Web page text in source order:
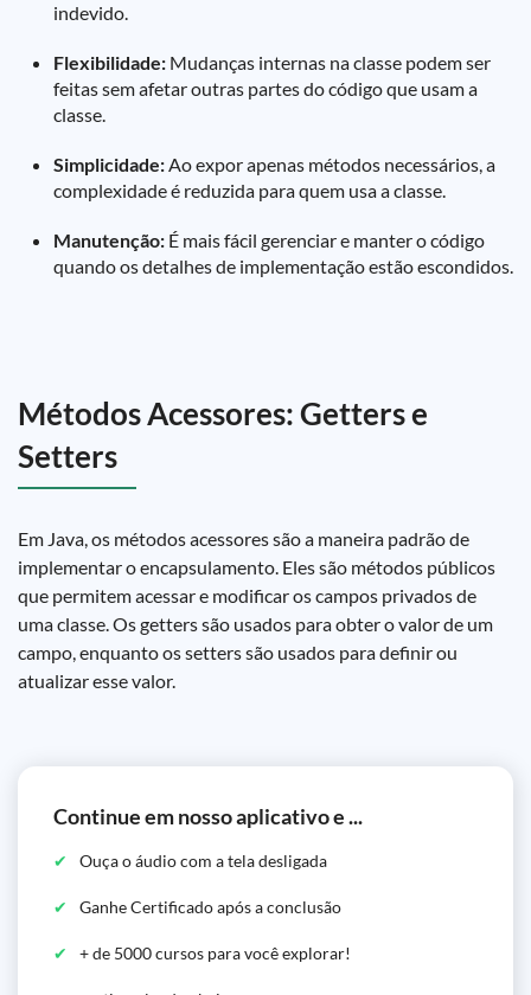
indevido.
Flexibilidade: Mudanças internas na classe podem ser
feitas sem afetar outras partes do código que usam a
classe.
Simplicidade:Ao expor apenas métodos necessários, a
complexidade é reduzida para quem usa a classe.
Manutenção: É mais fácil gerenciar e manter o código
quando os detalhes de implementação estão escondidos.
Métodos Acessores: Getters e
Setters
Em Java, os métodos acessores são a maneira padrão de
implementar o encapsulamento. Eles são métodos públicos
que permitem acessar e modificar os campos privados de
uma classe. Os getters são usados para obter o valor de um
campo, enquanto os setters são usados para definir ou
atualizar esse valor.
Continue em nosso aplicativo e ...
Ouça o áudio com a tela desligada
Ganhe Certificado após a conclusão
+ de 5000 cursos para você explorar!